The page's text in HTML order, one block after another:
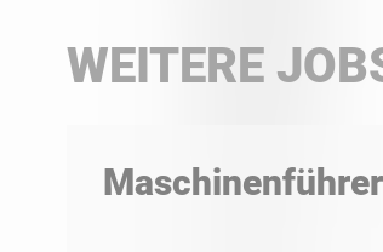
WEITERE